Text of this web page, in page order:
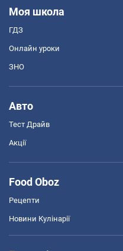
Моя школа
ГДЗ
Онлайн уроки
ЗНО
Авто
Тест Драйв
Акції
Food Oboz
Рецепти
Новини Кулінарії